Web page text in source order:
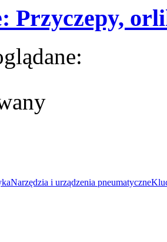
Przyczepy,
Narzędzia i urządzenia pneumatyczne